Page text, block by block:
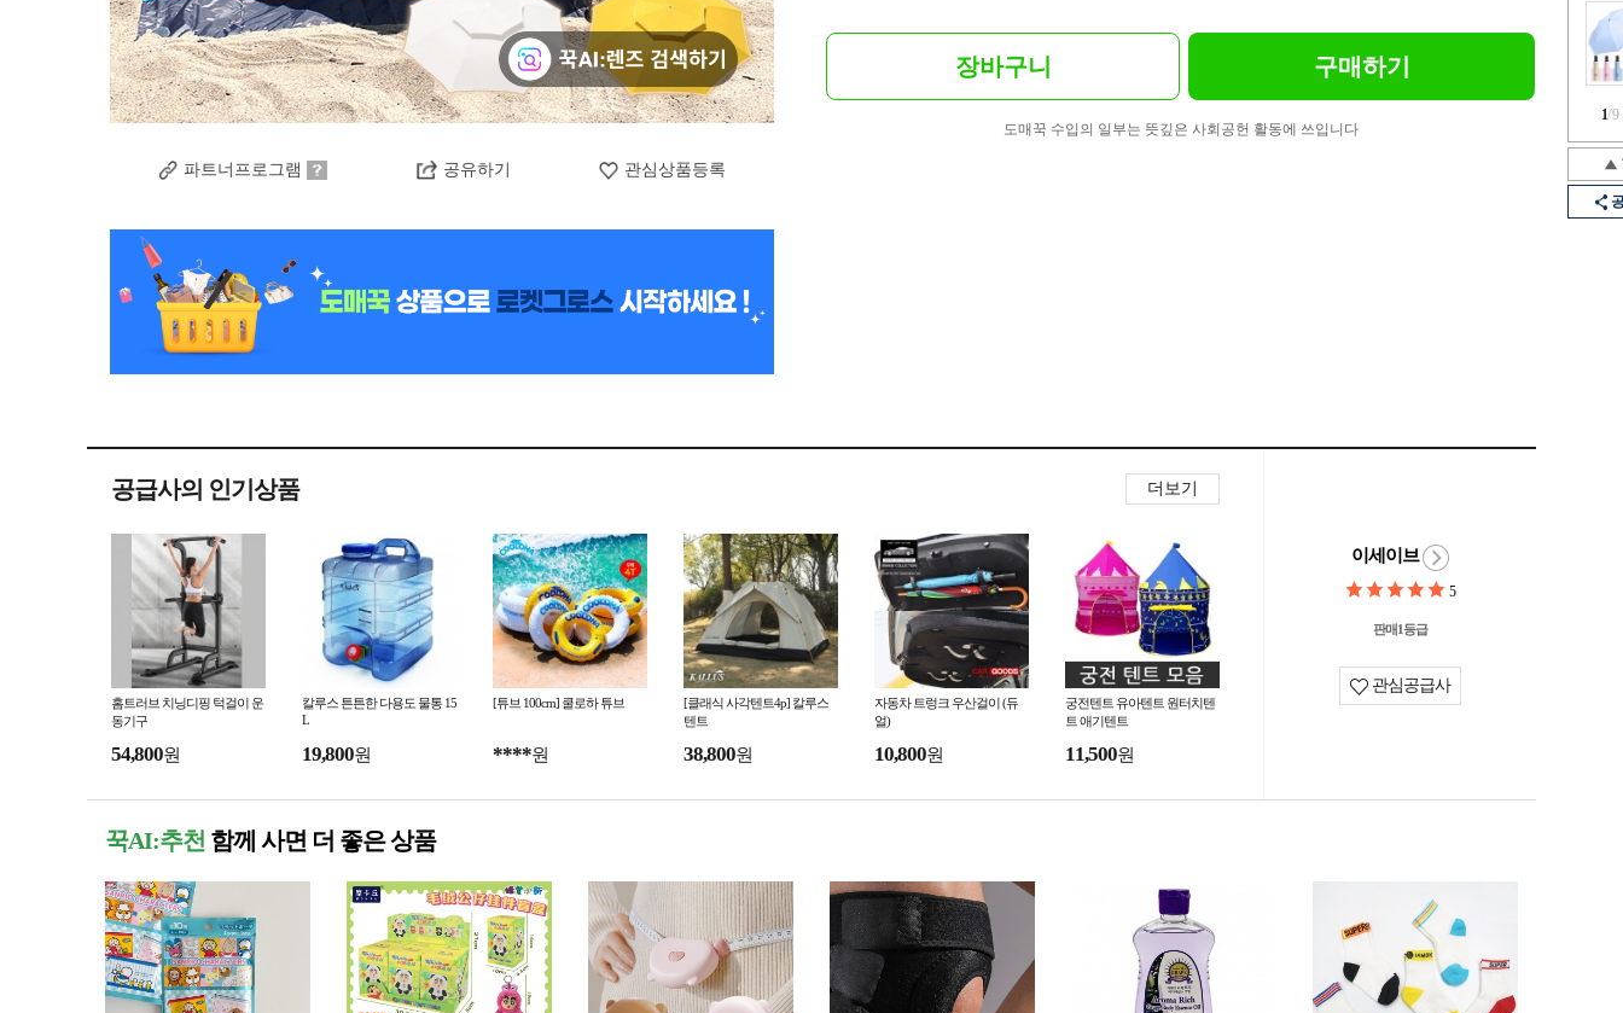
1/9
파트너프로그램 공유하기 관심상품등록
장바구니 구매하기
도매꾹 수입의 일부는 뜻깊은 사회공헌 활동에 쓰입니다
공급사의 인기상품 더보기
홈트러브 치닝디핑 턱걸이 운
동기구
54,800원
칼루스 튼튼한 다용도 물통 15
L
19,800원
[튜브 100cm] 쿨로하 튜브
****원
[클래식 사각텐트4p] 칼루스
텐트
38,800원
자동차 트렁크 우산걸이 (듀
얼)
10,800원
궁전텐트 유아텐트 원터치텐
트 애기텐트
11,500원
이세이브
5
판매1등급
관심공급사
꾹AI:추천 함께 사면 더 좋은 상품